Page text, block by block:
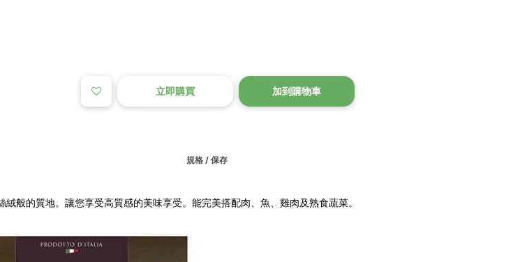
立即購買 加到購物車
規格 / 保存
般的質地。讓您享受高質感的美味享受。能完美搭配肉、魚、雞肉及熟食蔬菜。